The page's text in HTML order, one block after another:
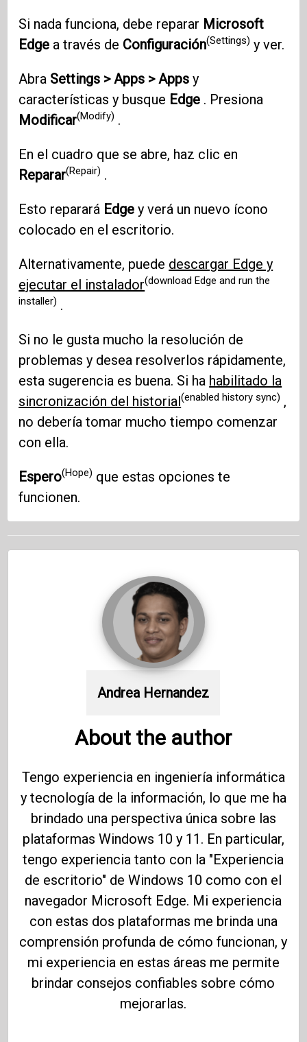
Si nada funciona, debe reparar Microsoft
Edge a través de Configuración(Settings) y ver.
Abra Settings > Apps > Apps y
características y busque Edge . Presiona
Modificar(Modify) .
En el cuadro que se abre, haz clic en
Reparar(Repair) .
Esto reparará Edge y verá un nuevo ícono
colocado en el escritorio.
Alternativamente, puede descargar Edge y
ejecutar el instalador(download Edge and run the
installer) .
Si no le gusta mucho la resolución de
problemas y desea resolverlos rápidamente,
esta sugerencia es buena. Si ha habilitado la
sincronización del historial(enabled history sync) ,
no debería tomar mucho tiempo comenzar
con ella.
Espero(Hope) que estas opciones te
funcionen.
Andrea Hernandez
About the author
Tengo experiencia en ingeniería informática
y tecnología de la información, lo que me ha
brindado una perspectiva única sobre las
plataformas Windows 10 y 11. En particular,
tengo experiencia tanto con la "Experiencia
de escritorio" de Windows 10 como con el
navegador Microsoft Edge. Mi experiencia
con estas dos plataformas me brinda una
comprensión profunda de cómo funcionan, y
mi experiencia en estas áreas me permite
brindar consejos confiables sobre cómo
mejorarlas.